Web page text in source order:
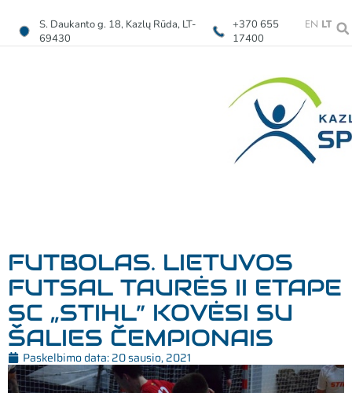
S. Daukanto g. 18, Kazlų Rūda, LT-
69430
+370 655
17400
EN LT
FUTBOLAS. LIETUVOS
FUTSAL TAURĖS II ETAPE
SC „STIHL” KOVĖSI SU
ŠALIES ČEMPIONAIS
Paskelbimo data:20 sausio, 2021